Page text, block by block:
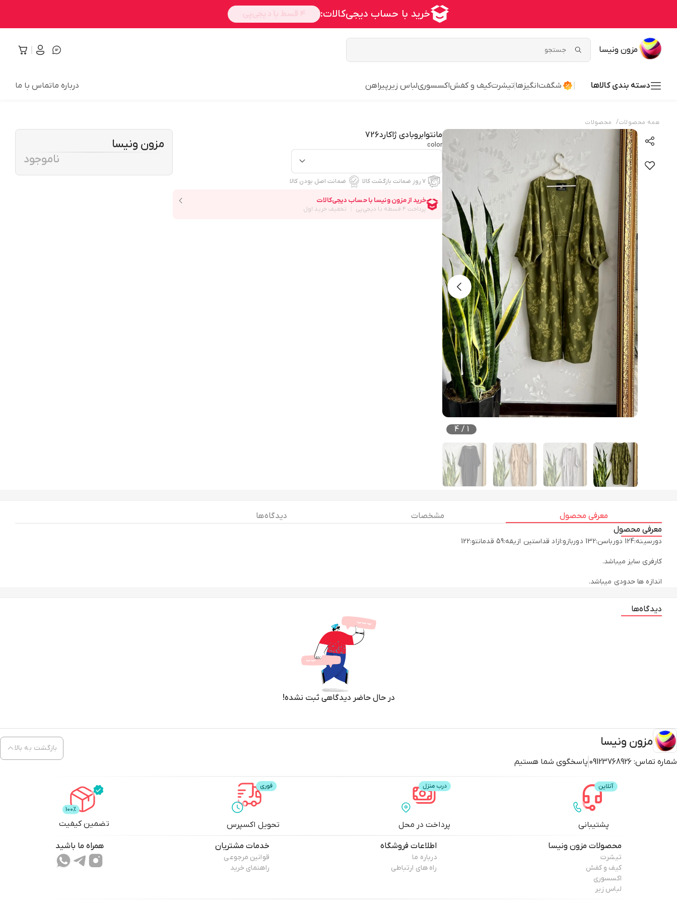
مزون ونیسا
دسته بندی کالاها شگفت‌انگیزها تیشرتکیف و کفشاکسسوریلباس زیر پیراهن درباره ماتماس با ما
همه محصولات/ محصولات
1
/
4
مانتوابروبادی ژاکارد726
color
۷ روز ضمانت بازگشت کالا ضمانت اصل بودن کالا
مزون ونیسا
ناموجود
معرفی محصول مشخصات
دیدگاه ها
معرفی محصول
اندازه ها حدودی میباشد.
دیدگاه‌ها
در حال حاضر دیدگاهی ثبت نشده!
مزون ونیسا
شماره تماس: 09123768926 پاسخگوی شما هستیم
بازگشت به بالا
پشتیبانی پرداخت در محل تحویل اکسپرس تضمین کیفیت
محصولاتمزون ونیسا
تیشرت
کیف و کفش
اکسسوری
لباس زیر
اطلاعات فروشگاه
درباره ما
راه های ارتباطی
خدمات مشتریان
قوانین مرجوعی
راهنمای خرید
همراه ما باشید